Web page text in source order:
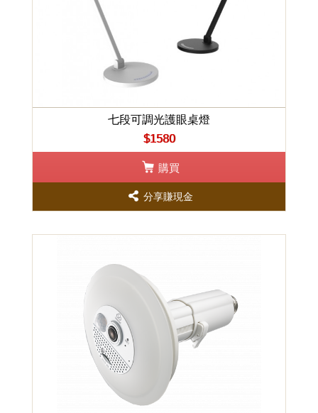
七段可調光護眼桌燈
$1580
購買
分享賺現金